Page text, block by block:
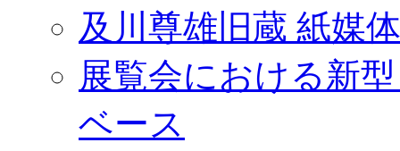
及川尊雄旧蔵 紙媒
展覧会における新
ベース